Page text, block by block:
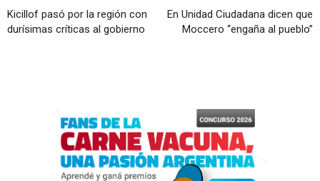
Kicillof pasó por la región con
durísimas críticas al gobierno
En Unidad Ciudadana dicen que
Moccero “engaña al pueblo”